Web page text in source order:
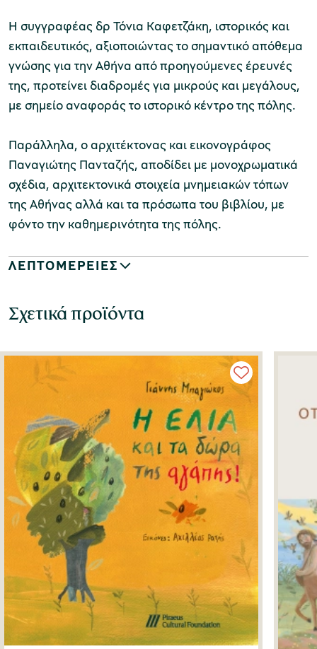
Η συγγραφέας δρ Τόνια Καφετζάκη, ιστορικός και
εκπαιδευτικός, αξιοποιώντας το σημαντικό απόθεμα
γνώσης για την Αθήνα από προηγούμενες έρευνές
της, προτείνει διαδρομές για μικρούς και μεγάλους,
με σημείο αναφοράς το ιστορικό κέντρο της πόλης.
Παράλληλα, ο αρχιτέκτονας και εικονογράφος
Παναγιώτης Πανταζής, αποδίδει με μονοχρωματικά
σχέδια, αρχιτεκτονικά στοιχεία μνημειακών τόπων
της Αθήνας αλλά και τα πρόσωπα του βιβλίου, με
φόντο την καθημερινότητα της πόλης.
ΛΕΠΤΟΜΕΡΕΙΕΣ
Σχετικά προϊόντα